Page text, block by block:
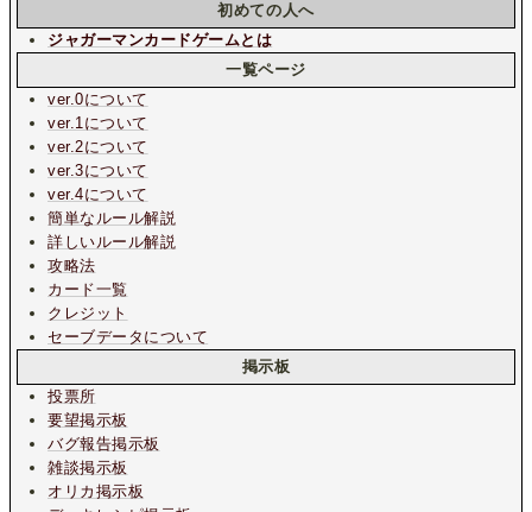
初めての人へ
ジャガーマンカードゲームとは
一覧ページ
ver.0について
ver.1について
ver.2について
ver.3について
ver.4について
簡単なルール解説
詳しいルール解説
攻略法
カード一覧
クレジット
セーブデータについて
掲示板
投票所
要望掲示板
バグ報告掲示板
雑談掲示板
オリカ掲示板